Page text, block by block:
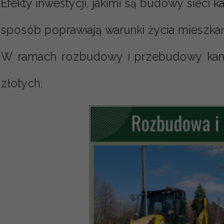
Efekty inwestycji, jakimi są budowy sieci
sposób poprawiają warunki życia
W ramach rozbudowy i przebudowy
złotych.